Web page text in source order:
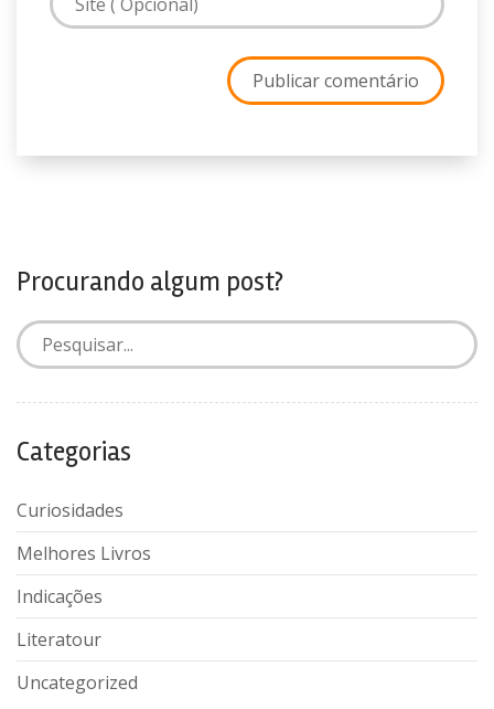
Procurando algum post?
Categorias
Curiosidades
Melhores Livros
Indicações
Literatour
Uncategorized